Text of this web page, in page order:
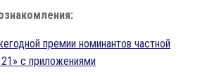
премии номинантов частной
с приложениями